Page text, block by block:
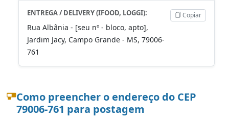
ENTREGA / DELIVERY (IFOOD, LOGGI):
Rua Albânia - [seu nº - bloco, apto],
Jardim Jacy, Campo Grande - MS, 79006-
761
Copiar
Como preencher o endereço do CEP
79006-761 para postagem